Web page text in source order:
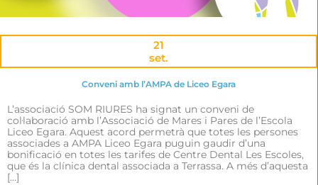
21
set.
Conveni amb l’AMPA de Liceo Egara
L’associació SOM RIURES ha signat un conveni de
col·laboració amb l’Associació de Mares i Pares de l’Escola
Liceo Egara. Aquest acord permetrà que totes les persones
associades a AMPA Liceo Egara puguin gaudir d’una
bonificació en totes les tarifes de Centre Dental Les Escoles,
que és la clínica dental associada a Terrassa. A més d’aquesta
[…]